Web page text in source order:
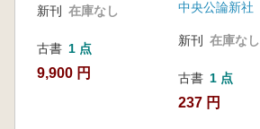
新刊 在庫なし
古書 1 点
9,900 円
中央公論新社
新刊 在庫なし
古書 1 点
237 円